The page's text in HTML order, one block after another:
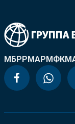
МБРРМАРМФК